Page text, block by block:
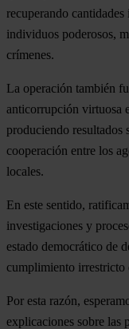
recuperando
individuos poderosos,
crímenes.
La operación también
anticorrupción virtuosa
produciendo resultados
cooperación entre los
locales.
En este sentido,
investigaciones y
estado democrático de
cumplimiento irrestricto
Por esta razón,
explicaciones sobre las